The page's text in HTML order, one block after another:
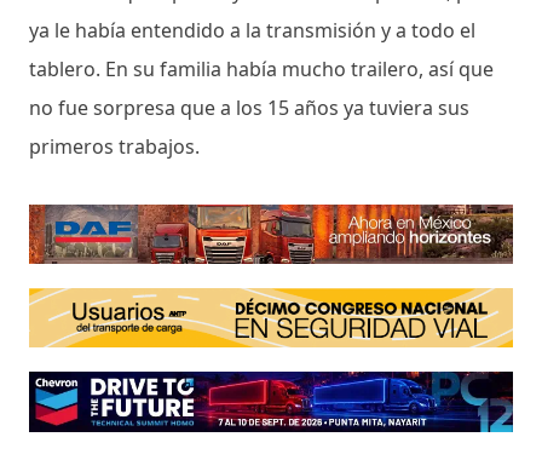
ya le había entendido a la transmisión y a todo el
tablero. En su familia había mucho trailero, así que
no fue sorpresa que a los 15 años ya tuviera sus
primeros trabajos.